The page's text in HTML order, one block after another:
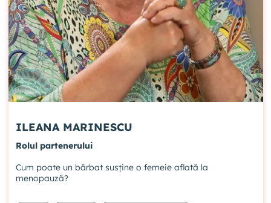
ILEANA MARINESCU
Rolul partenerului
Cum poate un bărbat susține o femeie aflată la
menopauză?